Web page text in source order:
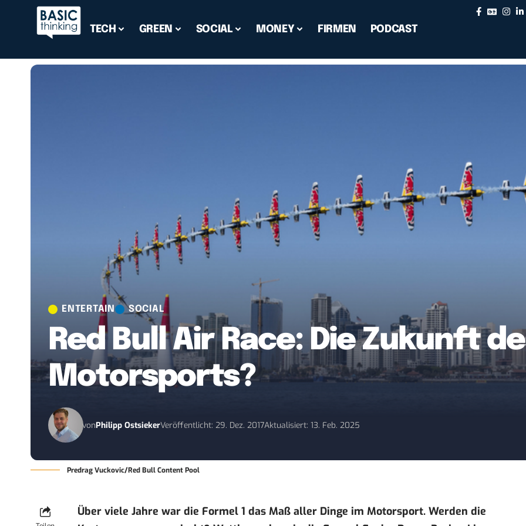
TECH GREEN SOCIAL MONEY FIRMEN PODCAST
ENTERTAIN SOCIAL
Red Bull Air Race: Die Zukunft
Motorsports?
vonPhilipp OstsiekerVeröffentlicht: 29. Dez. 2017Aktualisiert: 13. Feb. 2025
Predrag Vuckovic/Red Bull Content Pool
Über viele Jahre war die Formel 1 das Maß aller Dinge im Motorsport. Werden die